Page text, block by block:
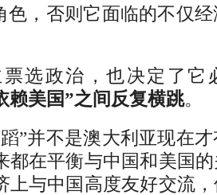
色，否则它面临的不仅
选政治，也决定了它
赖美国”之间反复横跳。
”并不是澳大利亚现在
都在平衡与中国和美国
上与中国高度友好交流